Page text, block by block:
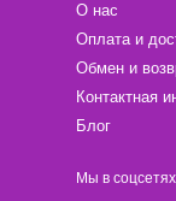
О нас
Оплата и
Обмен и
Контактная
Блог
Мы в соцсетях